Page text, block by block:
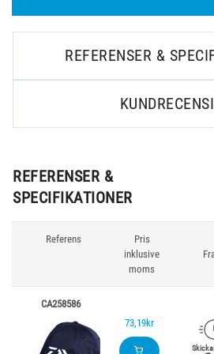
REFERENSER &
REFERENSER &
SPECIFIKATIONER
Referens
Pris
inklusive
moms
CA258586
73,19kr